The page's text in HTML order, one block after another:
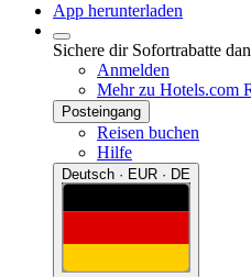
App herunterladen
Sichere dir Sofortrabatte
Anmelden
Mehr zu Hotels.com
Posteingang
Reisen buchen
Hilfe
Deutsch · EUR · DE